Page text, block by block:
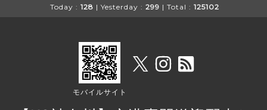
Today : 128 | Yesterday : 299 | Total : 125102
モバイルサイト